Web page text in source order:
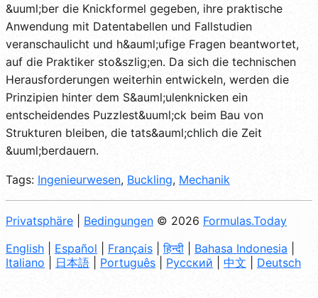
&uuml;ber die Knickformel gegeben, ihre praktische
Anwendung mit Datentabellen und Fallstudien
veranschaulicht und h&auml;ufige Fragen beantwortet,
auf die Praktiker sto&szlig;en. Da sich die technischen
Herausforderungen weiterhin entwickeln, werden die
Prinzipien hinter dem S&auml;ulenknicken ein
entscheidendes Puzzlest&uuml;ck beim Bau von
Strukturen bleiben, die tats&auml;chlich die Zeit
&uuml;berdauern.
Tags: Ingenieurwesen, Buckling, Mechanik
Privatsphäre Bedingungen © 2026 Formulas.Today
English
Español Français |हिन्दी Bahasa Indonesia
Italiano
日本語 Português Русский 中文 Deutsch